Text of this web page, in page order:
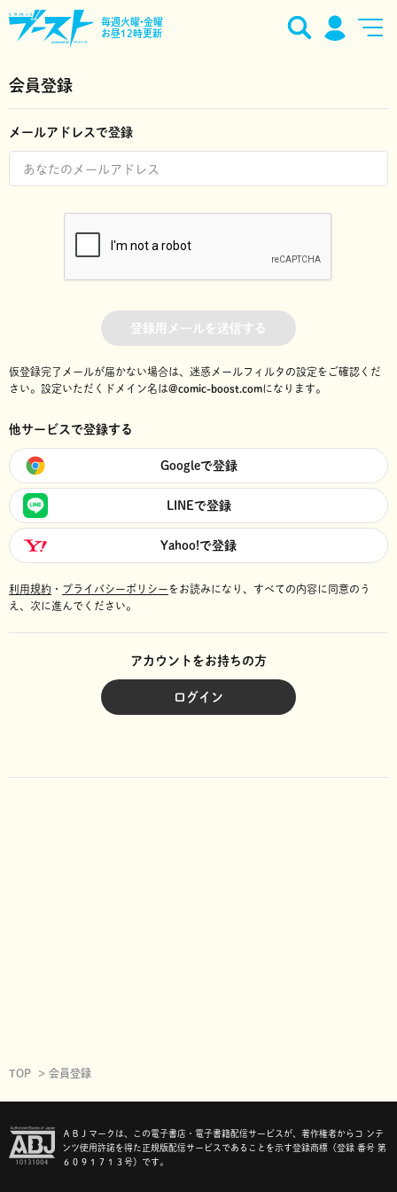
毎週火曜•金曜
お昼12時更新
会員登録
メールアドレスで登録
登録用メールを送信する
仮登録完了メールが届かない場合は、迷惑メールフィルタの設定をご確認くだ
さい。 設定いただくドメイン名は@comic-boost.comになります。
他サービスで登録する
Googleで登録
LINEで登録
Yahoo!で登録
利用規約 ・ プライバシーポリシーをお読みになり、 すべての内容に同意のう
え、次に進んでください。
アカウントをお持ちの方
ログイン
TOP 会員登録
ＡＢＪマークは、この電子書店・電子書籍配信サービスが、著作権者からコ ンテ
ンツ使用許諾を得た正規版配信サービスであることを示す登録商標（登録 番号 第
６０９１７１３号）です。